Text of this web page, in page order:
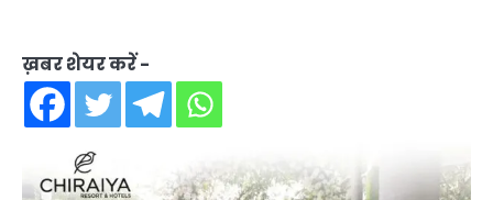
ख़बर शेयर करें -